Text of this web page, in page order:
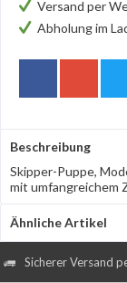
Versand per
Abholung im
Beschreibung
Skipper-Puppe,
mit umfangreichem
Ähnliche Artikel
Sicherer Versand